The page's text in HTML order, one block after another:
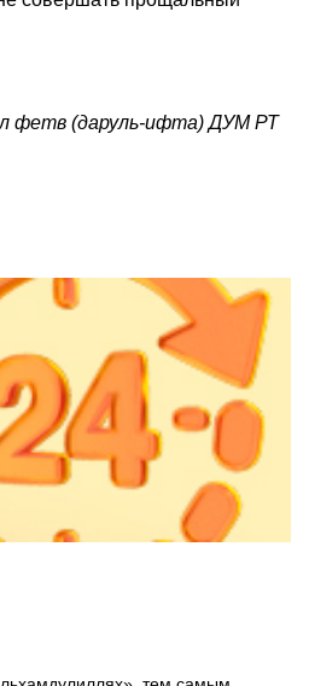
фетв (даруль-ифта) ДУМ РТ